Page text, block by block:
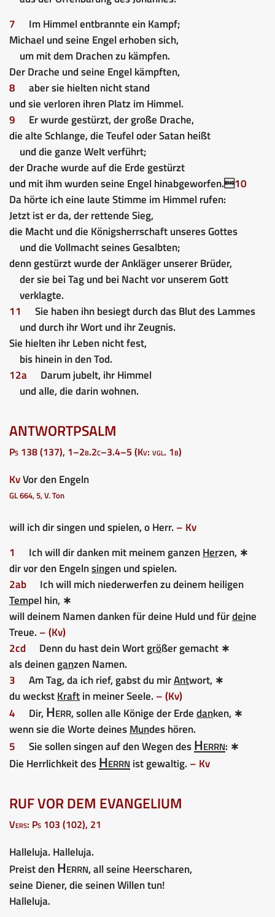
7
Im Himmel entbrannte ein Kampf;
Michael und seine Engel erhoben sich,
um mit dem Drachen zu kämpfen.
Der Drache und seine Engel kämpften,
8
aber sie hielten nicht stand
und sie verloren ihren Platz im Himmel.
9
Er wurde gestürzt, der große Drache,
die alte Schlange, die Teufel oder Satan heißt
und die ganze Welt verführt;
der Drache wurde auf die Erde gestürzt
und mit ihm wurden seine Engel hinabgeworfen.10
Da hörte ich eine laute Stimme im Himmel rufen:
Jetzt ist er da, der rettende Sieg,
die Macht und die Königsherrschaft unseres Gottes
und die Vollmacht seines Gesalbten;
denn gestürzt wurde der Ankläger unserer Brüder,
der sie bei Tag und bei Nacht vor unserem Gott
verklagte.
11
Sie haben ihn besiegt durch das Blut des Lammes
und durch ihr Wort und ihr Zeugnis.
Sie hielten ihr Leben nicht fest,
bis hinein in den Tod.
12a
Darum jubelt, ihr Himmel
und alle, die darin wohnen.
ANTWORTPSALM
Ps 138 (137), 1–2b.2c–3.4–5 (Kv: vgl. 1b)
KvVor den Engeln
GL 664, 5, V. Ton
will ich dir singen und spielen, o Herr. – Kv
1
Ich will dir danken mit meinem ganzenHerzen, ∗
dir vor den Engelnsingen und spielen.
2ab
Ich will mich niederwerfen zu deinem heiligen
Tempel hin, ∗
will deinem Namen danken für deine Huld und fürdeine
Treue. – (Kv)
2cd
Denn du hast dein Wortgrößer gemacht ∗
als deinenganzen Namen.
3
Am Tag, da ich rief, gabst du mirAntwort, ∗
du weckstKraftin meiner Seele. – (Kv)
4
Dir, Herr, sollen alle Könige der Erdedanken, ∗
wenn sie die Worte deinesMundes hören.
5
Sie sollen singen auf den Wegen desHerrn: ∗
Die Herrlichkeit desHerrnist gewaltig. – Kv
RUF VOR DEM EVANGELIUM
Vers: Ps 103 (102), 21
Halleluja. Halleluja.
Preist denHerrn, all seine Heerscharen,
seine Diener, die seinen Willen tun!
Halleluja.